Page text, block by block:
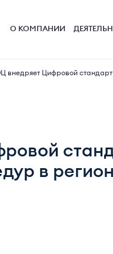
О КОМПАНИИ
внедряет Цифровой
в